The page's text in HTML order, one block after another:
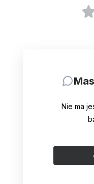
Nie ma